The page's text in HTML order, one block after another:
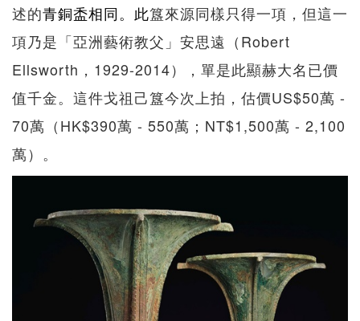
述的青銅盉相同。此簋來源同樣只得一項，但這一
項乃是「亞洲藝術教父」安思遠（Robert
Ellsworth，1929-2014），單是此顯赫大名已價
值千金。這件戈祖己簋今次上拍，估價US$50萬 -
70萬（HK$390萬 - 550萬；NT$1,500萬 - 2,100
萬）。